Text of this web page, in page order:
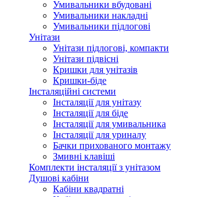
Умивальники вбудовані
Умивальники накладні
Умивальники підлогові
Унітази
Унітази підлогові, компакти
Унітази підвісні
Кришки для унітазів
Кришки-біде
Інсталяційні системи
Інсталяції для унітазу
Інсталяції для біде
Інсталяції для умивальника
Інсталяції для уриналу
Бачки прихованого монтажу
Змивні клавіші
Комплекти інсталяції з унітазом
Душові кабіни
Кабіни квадратні